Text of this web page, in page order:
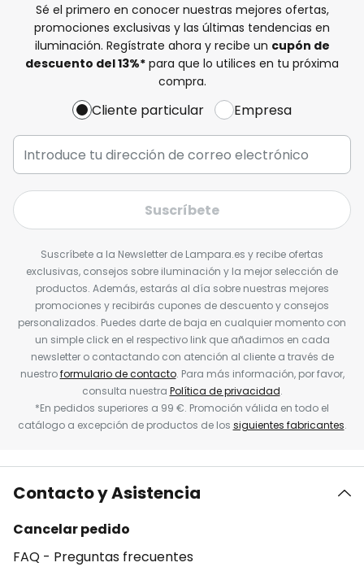
Sé el primero en conocer nuestras mejores ofertas,
promociones exclusivas y las últimas tendencias en
iluminación. Regístrate ahora y recibe un cupón de
descuento del13%* para que lo utilices en tu próxima
compra.
Cliente particular Empresa
Suscríbete
Suscríbete a la Newsletter de Lampara.es y recibe ofertas
exclusivas, consejos sobre iluminación y la mejor selección de
productos. Además, estarás al día sobre nuestras mejores
promociones y recibirás cupones de descuento y consejos
personalizados. Puedes darte de baja en cualquier momento con
un simple click en el respectivo link que añadimos en cada
newsletter o contactando con atención al cliente a través de
nuestroformulario de contacto. Para más información, por favor,
consulta nuestra Política de privacidad.
*En pedidos superiores a 99 €. Promoción válida en todo el
catálogo a excepción de productos de los siguientes fabricantes.
Contacto y Asistencia
Cancelar pedido
FAQ - Preguntas frecuentes